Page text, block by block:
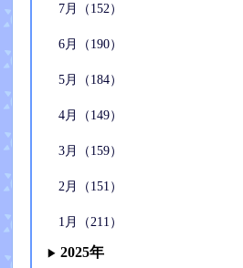
7月（152）
6月（190）
5月（184）
4月（149）
3月（159）
2月（151）
1月（211）
2025年